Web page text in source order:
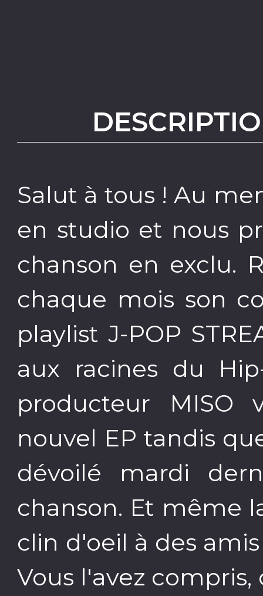
Salut à tous ! Au
en studio et nous
chanson en exclu.
chaque mois son
playlist J-POP
aux racines du
producteur
nouvel EP tandis
dévoilé mardi
chanson. Et même
clin d'oeil à des
Vous l'avez